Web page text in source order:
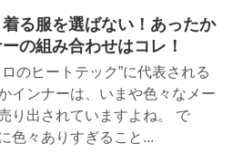
る服を選ばない！あったか
の組み合わせはコレ！
ロのヒートテック”に代表される
インナーは、いまや色々なメー
り出されていますよね。 で
色々ありすぎること...